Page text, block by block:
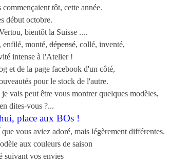
tôt, cette année.
début octobre.
bientôt la Suisse ....
enfilé, monté, dépensé, collé, inventé,
intense à l'Atelier !
et de la page facebook d'un côté,
pour le stock de l'autre.
vais peut être vous montrer quelques modèles,
dites-vous ?...
place aux BOs !
que vous aviez adoré, mais légèrement différentes.
aux couleurs de saison
suivant vos envies